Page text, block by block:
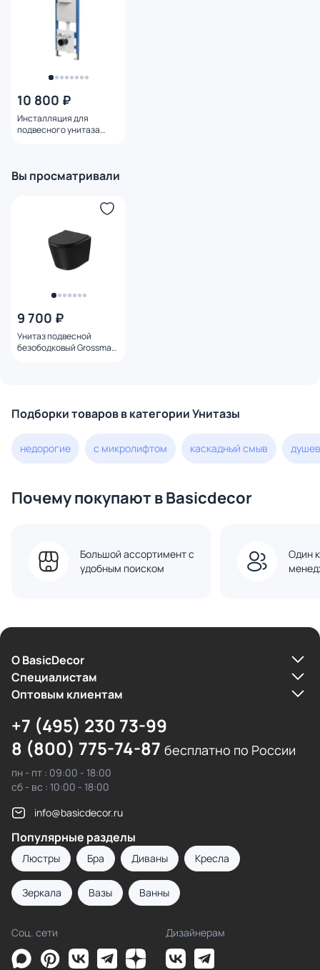
10 800 ₽
Инсталляция для
подвесного унитаза
Вы просматривали
9 700 ₽
Унитаз подвесной
безободковый Grossman
Подборки товаров в категории Унитазы
недорогие с микролифтом каскадный смыв
Почему покупают в Basicdecor
Большой ассортимент с
удобным поиском
Один
О BasicDecor
Cпециалистам
Оптовым клиентам
+7 (495) 230 73-99
8 (800) 775-74-87 бесплатно по России
пн - пт : 09:00 - 18:00
сб - вс : 10:00 - 18:00
info@basicdecor.ru
Популярные разделы
Люстры Бра Диваны Кресла
Зеркала Вазы Ванны
Соц. сети Дизайнерам